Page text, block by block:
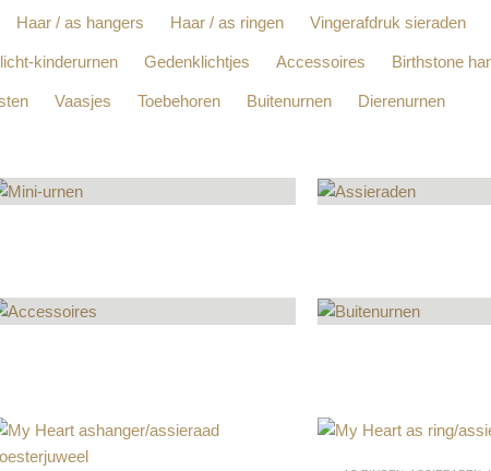
Haar / as hangers Haar / as ringen Vingerafdruk sieraden
kinderurnen Gedenklichtjes Accessoires Birthstone
Vaasjes Toebehoren Buitenurnen Dierenurnen